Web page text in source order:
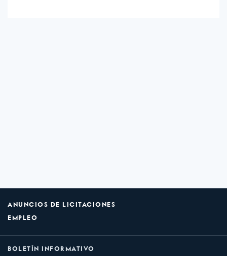
ANUNCIOS DE LICITACIONES
EMPLEO
BOLETÍN INFORMATIVO